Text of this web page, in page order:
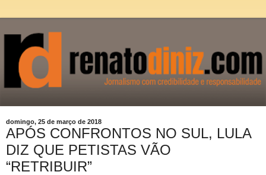
domingo, 25 de março de 2018
APÓS CONFRONTOS NO SUL, LULA
DIZ QUE PETISTAS VÃO
“RETRIBUIR”